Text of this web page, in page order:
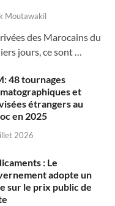
Moutawakil
des Marocains du
jours, ce sont …
48 tournages
et
étrangers au
en 2025
2026
: Le
adopte un
sur le prix public de